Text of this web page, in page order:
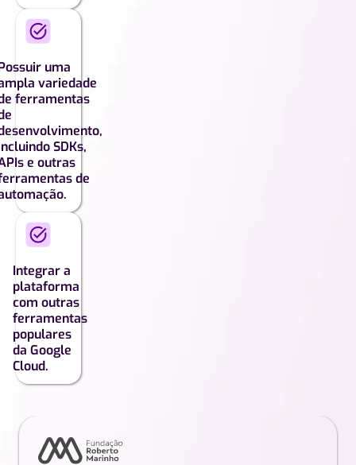
uma
variedade
ferramentas
SDKs,
e outras
de
Integrar a
plataforma
com outras
ferramentas
populares
da Google
Cloud.